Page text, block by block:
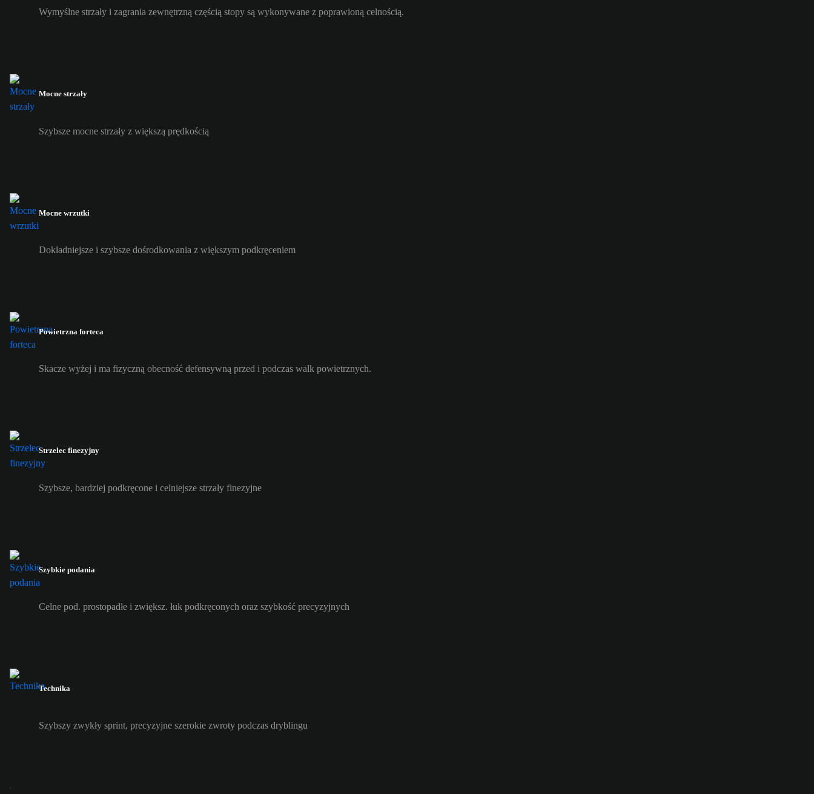
Wymyślne strzały i zagrania zewnętrzną częścią stopy są wykonywane z poprawioną celnością.
Mocne strzały
Szybsze mocne strzały z większą prędkością
Mocne wrzutki
Dokładniejsze i szybsze dośrodkowania z większym podkręceniem
Powietrzna forteca
Skacze wyżej i ma fizyczną obecność defensywną przed i podczas walk powietrznych.
Strzelec finezyjny
Szybsze, bardziej podkręcone i celniejsze strzały finezyjne
Szybkie podania
Celne pod. prostopadłe i zwiększ. łuk podkręconych oraz szybkość precyzyjnych
Technika
Szybszy zwykły sprint, precyzyjne szerokie zwroty podczas dryblingu